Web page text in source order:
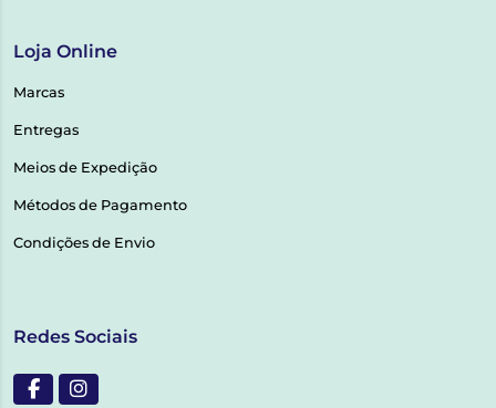
Loja Online
Marcas
Entregas
Meios de Expedição
Métodos de Pagamento
Condições de Envio
Redes Sociais